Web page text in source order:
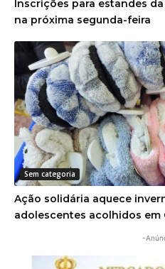
Inscrições para estandes
na próxima segunda-feira
Sem categoria
Ação solidária aquece
adolescentes acolhidos em
-